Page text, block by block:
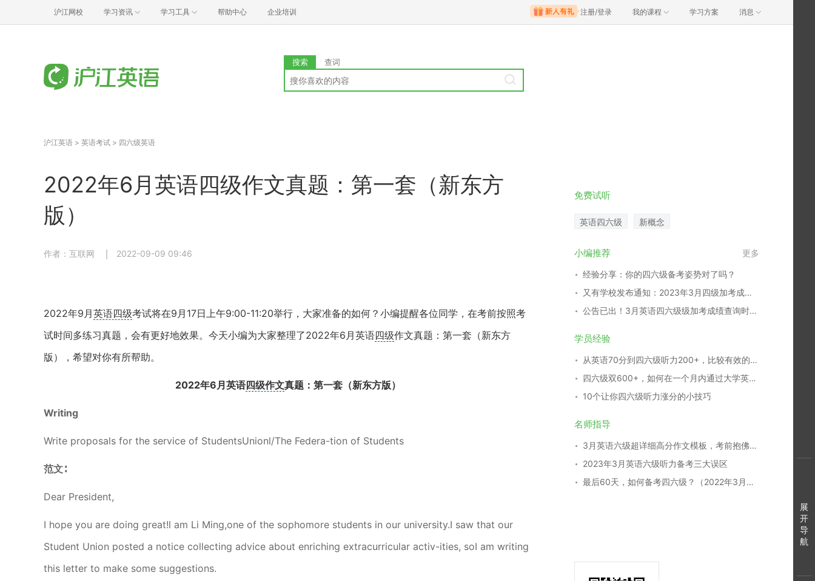
沪江网校 学习资讯 学习工具 帮助中心 企业培训 注册/登录 我的课程 学习方案 消息
搜索 查词
沪江英语 > 英语考试 > 四六级英语
2022年6月英语四级作文真题：第一套（新东方
版）
作者：互联网 2022-09-09 09:46
2022年9月英语四级考试将在9月17日上午9:00-11:20举行，大家准备的如何？小编提醒各位同学，在考前按照考
试时间多练习真题，会有更好地效果。今天小编为大家整理了2022年6月英语四级作文真题：第一套（新东方
版），希望对你有所帮助。
2022年6月英语四级作文真题：第一套（新东方版）
Writing
Write proposals for the service of StudentsUnionl/The Federa-tion of Students
范文∶
Dear President,
I hope you are doing great!l am Li Ming,one of the sophomore students in our university.I saw that our
Student Union posted a notice collecting advice about enriching extracurricular activ-ities, soI am writing
this letter to make some suggestions.
免费试听
英语四六级 新概念
小编推荐 更多
经验分享：你的四六级备考姿势对了吗？
又有学校发布通知：2023年3月四级加考成绩查询时间：4月25日
公告已出！3月英语四六级级加考成绩查询时间公布！
学员经验
从英语70分到四六级听力200+，比较有效的听力强化方法在此！
四六级双600+，如何在一个月内通过大学英语四六级考试？
10个让你四六级听力涨分的小技巧
名师指导
3月英语六级超详细高分作文模板，考前抱佛脚秘籍！
2023年3月英语六级听力备考三大误区
最后60天，如何备考四六级？（2022年3月加考版）
展
开
导
航